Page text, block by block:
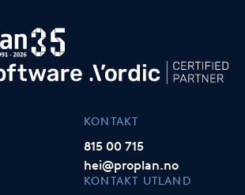
KONTAKT
815 00 715
hei@proplan.no
KONTAKT UTLAND